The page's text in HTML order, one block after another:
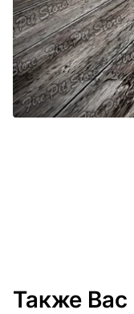
Также Вас